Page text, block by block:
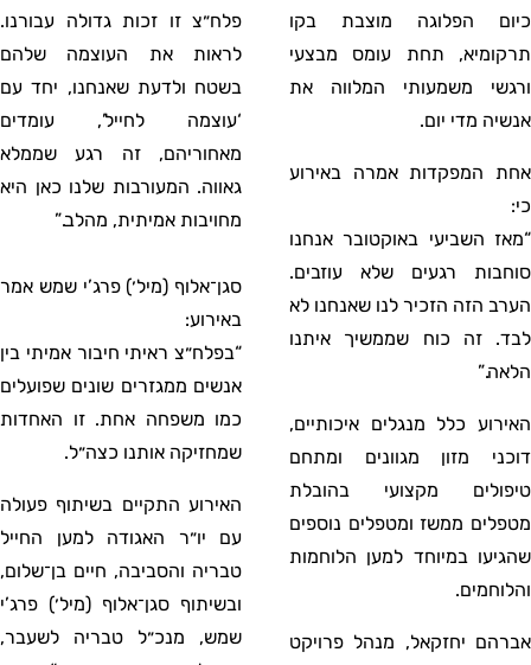
כיום הפלוגה מוצבת בקו
תרקומיא, תחת עומס מבצעי
ורגשי משמעותי המלווה את
אנשיה מדי יום.
אחת המפקדות אמרה באירוע
כי:
“מאז השביעי באוקטובר אנחנו
סוחבות רגעים שלא עוזבים.
הערב הזה הזכיר לנו שאנחנו לא
לבד. זה כוח שממשיך איתנו
הלאה.”
האירוע כלל מנגלים איכותיים,
דוכני מזון מגוונים ומתחם
טיפולים מקצועי בהובלת
מטפלים ממשז ומטפלים נוספים
שהגיעו במיוחד למען הלוחמות
והלוחמים.
אברהם יחזקאל, מנהל פרויקט
פלח״צ זו זכות גדולה עבורנו.
לראות את העוצמה שלהם
בשטח ולדעת שאנחנו, יחד עם
‘עוצמה לחייל’, עומדים
מאחוריהם, זה רגע שממלא
גאווה. המעורבות שלנו כאן היא
מחויבות אמיתית, מהלב.”
סגן־אלוף (מיל׳) פרג’י שמש אמר
באירוע:
“בפלח״צ ראיתי חיבור אמיתי בין
אנשים ממגזרים שונים שפועלים
כמו משפחה אחת. זו האחדות
שמחזיקה אותנו כצה״ל.
האירוע התקיים בשיתוף פעולה
עם יו״ר האגודה למען החייל
טבריה והסביבה, חיים בן־שלום,
ובשיתוף סגן־אלוף (מיל׳) פרג’י
שמש, מנכ״ל טבריה לשעבר,